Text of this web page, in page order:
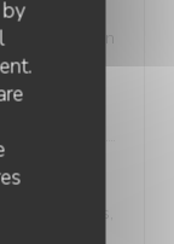
entrée, un
dessert.
entrées,